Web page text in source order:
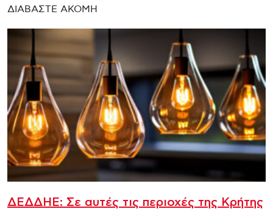
ΔΙΑΒΑΣΤΕ ΑΚΟΜΗ
ΔΕΔΔΗΕ: Σε αυτές τις περιοχές της Κρήτης